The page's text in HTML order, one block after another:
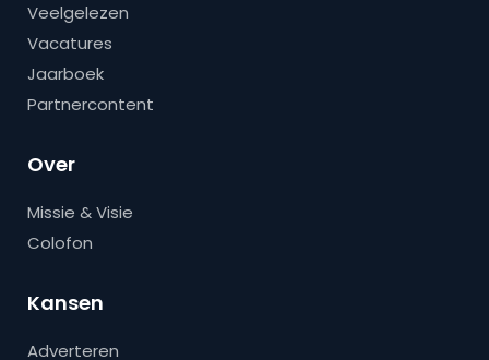
Veelgelezen
Vacatures
Jaarboek
Partnercontent
Over
Missie & Visie
Colofon
Kansen
Adverteren